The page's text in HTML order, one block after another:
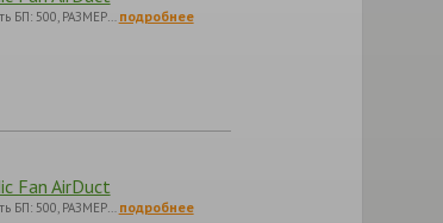
БП: 500, РАЗМЕР… подробнее
Fan AirDuct
БП: 500, РАЗМЕР… подробнее